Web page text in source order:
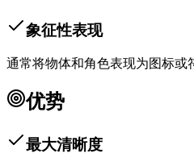
象征性表现
通常将物体和角色表现为图标或
优势
最大清晰度